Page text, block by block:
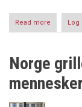
Read more Log
Norge